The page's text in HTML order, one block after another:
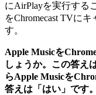
にAirPlayを実行する
をChromecast TVに
す。
Apple Musicを
しょうか。この答え
らApple Musicを
答えは「はい」です